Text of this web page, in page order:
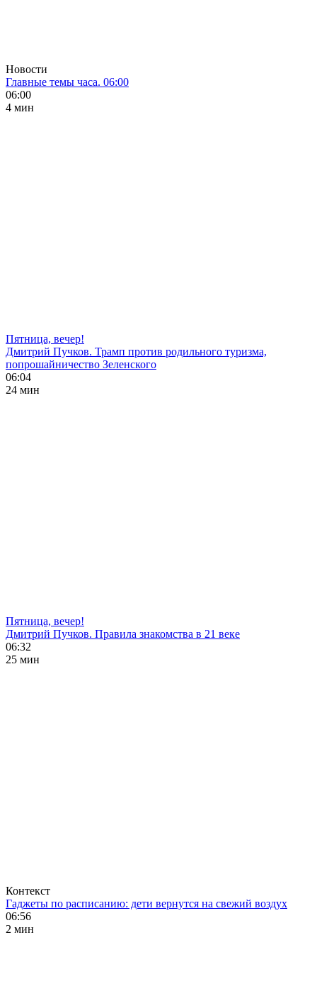
Новости
Главные темы часа. 06:00
06:00
4 мин
Пятница, вечер!
Дмитрий Пучков. Трамп против родильного туризма,
попрошайничество Зеленского
06:04
24 мин
Пятница, вечер!
Дмитрий Пучков. Правила знакомства в 21 веке
06:32
25 мин
Контекст
Гаджеты по расписанию: дети вернутся на свежий воздух
06:56
2 мин